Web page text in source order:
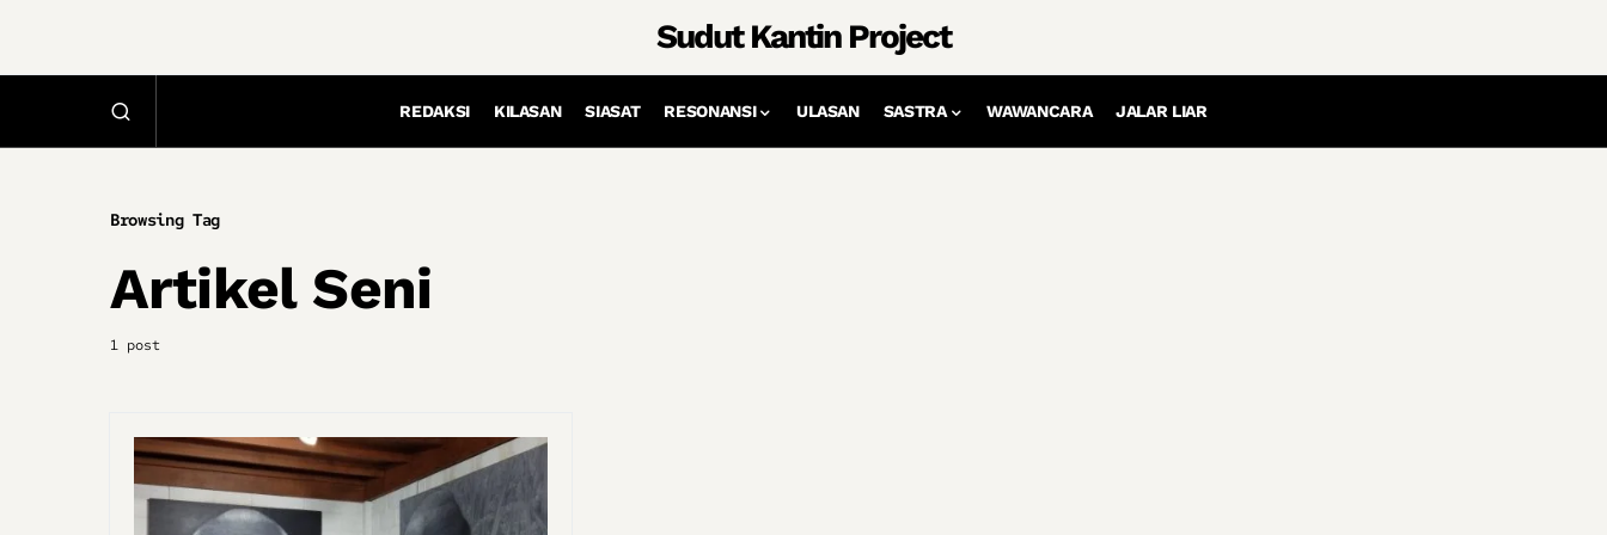
Sudut Kantin Project
REDAKSI KILASAN SIASAT RESONANSI ULASAN SASTRA WAWANCARA JALAR LIAR
Browsing Tag
Artikel Seni
1 post